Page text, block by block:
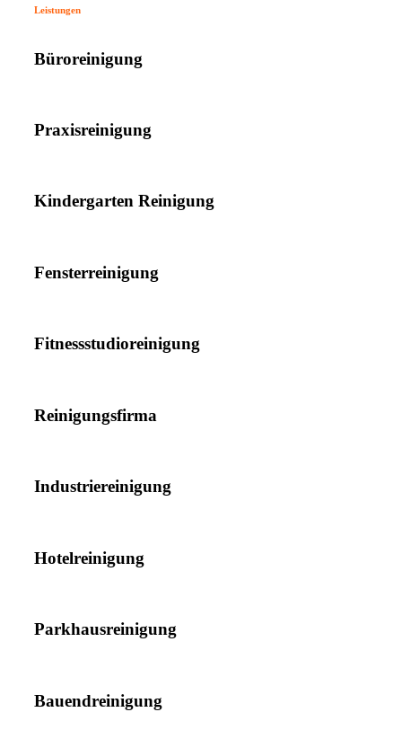
Leistungen
Büroreinigung
Praxisreinigung
Kindergarten Reinigung
Fensterreinigung
Fitnessstudioreinigung
Reinigungsfirma
Industriereinigung
Hotelreinigung
Parkhausreinigung
Bauendreinigung